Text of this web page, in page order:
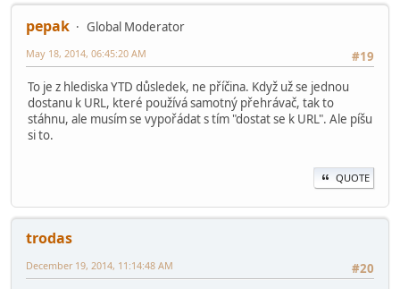
pepak
Global Moderator
#19
May 18, 2014, 06:45:20 AM
To je z hlediska YTD důsledek, ne příčina. Když už se jednou
dostanu k URL, které používá samotný přehrávač, tak to
stáhnu, ale musím se vypořádat s tím "dostat se k URL". Ale píšu
si to.
QUOTE
trodas
#20
December 19, 2014, 11:14:48 AM